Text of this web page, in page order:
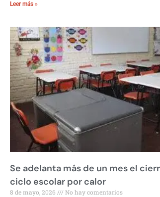
Leer más »
Se adelanta más de un mes el
ciclo escolar por calor
8 de mayo, 2026 No hay comentarios